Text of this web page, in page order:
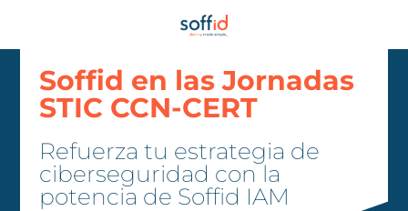
Soffid en las Jornadas
STIC CCN-CERT
Refuerza tu estrategia de
ciberseguridad con la
potencia de Soffid IAM